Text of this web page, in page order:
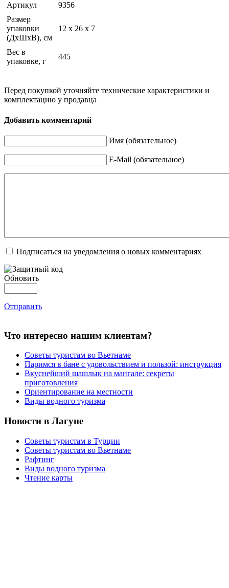
Артикул
9356
Размер
упаковки
(ДхШхВ), см
12 x 26 x 7
Вес в
упаковке, г
445
Перед покупкой уточняйте технические характеристики и
комплектацию у продавца
Добавить комментарий
Имя (обязательное)
E-Mail (обязательное)
Подписаться на уведомления о новых комментариях
Обновить
Отправить
Что интересно нашим клиентам?
Советы туристам во Вьетнаме
Паримся в бане с удовольствием и пользой: инструкция
Вкуснейший шашлык на мангале: секреты
приготовления
Ориентирование на местности
Виды водного туризма
Новости в Лагуне
Советы туристам в Турции
Советы туристам во Вьетнаме
Рафтинг
Виды водного туризма
Чтение карты